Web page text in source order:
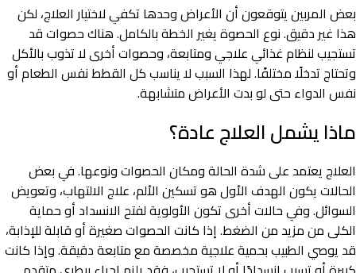
بعض المربين يتوقعون أن الأعراض وحدها تكفي لاختيار العلاج، لكن
هذا غير دقيق. نوع الحصوة يغير الخطة بالكامل. هناك حصوات قد
تستجيب لنظام غذائي علاجي ومتابعة، وحصوات أخرى لا تذوب بالأكل
وتحتاج تدخلًا مختلفًا. لهذا السبب لا يناسب كل القطط نفس الطعام أو
نفس الدواء حتى لو بدت الأعراض متشابهة.
ماذا يشمل العلاج عادة؟
العلاج يعتمد على شدة الحالة ومكان الحصوات ونوعها. في بعض
الحالات يكون الهدف الأول هو تسكين الألم، علاج الالتهاب، وتعويض
السوائل. وفي حالات أخرى تكون الأولوية لفتح الانسداد أو حماية
الكلى من مزيد من الضغط. إذا كانت الحصوات صغيرة أو قابلة للإذابة،
قد يوصي الطبيب بحمية علاجية مخصصة مع متابعة دقيقة. وإذا كانت